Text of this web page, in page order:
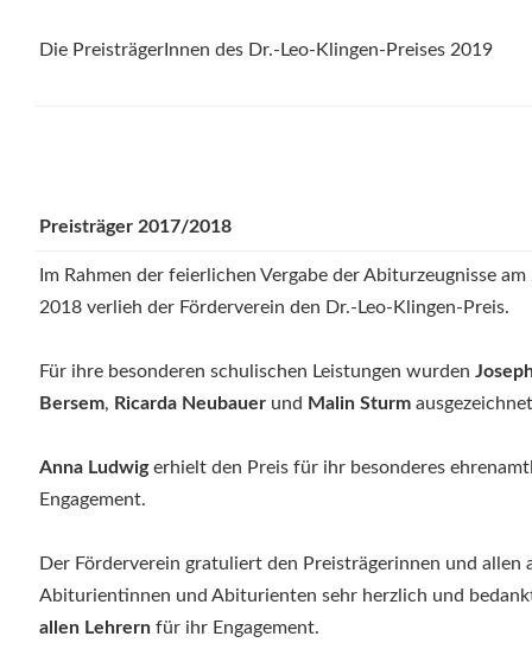
Die PreisträgerInnen des Dr.-Leo-Klingen-Preises 2019
Preisträger 2017/2018
Im Rahmen der feierlichen Vergabe der Abiturzeugnisse am
2018 verlieh der Förderverein den Dr.-Leo-Klingen-Preis.
Für ihre besonderen schulischen Leistungen wurden
Bersem, Ricarda Neubauer und Malin Sturm
Anna Ludwigerhielt den Preis für ihr besonderes
Engagement.
Der Förderverein gratuliert den Preisträgerinnen und allen
Abiturientinnen und Abiturienten sehr herzlich und
allen Lehrern für ihr Engagement.